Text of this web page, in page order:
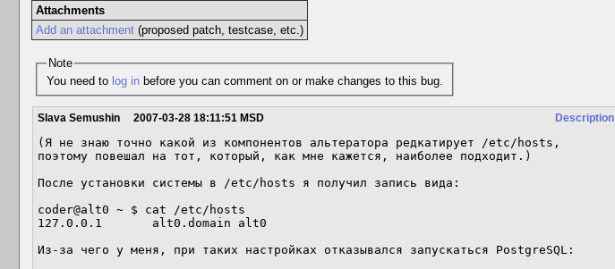
Attachments
Add an attachment(proposed patch, testcase, etc.)
Note
You need to log in before you can comment on or make changes to this bug.
Description
Slava Semushin 2007-03-28 18:11:51 MSD
(Я не знаю точно какой из компонентов альтератора редкатирует /etc/hosts,
поэтому повешал на тот, который, как мне кажется, наиболее подходит.)
После установки системы в /etc/hosts я получил запись вида:
coder@alt0 ~ $ cat /etc/hosts
127.0.0.1       alt0.domain alt0
Из-за чего у меня, при таких настройках отказывался запускаться PostgreSQL: